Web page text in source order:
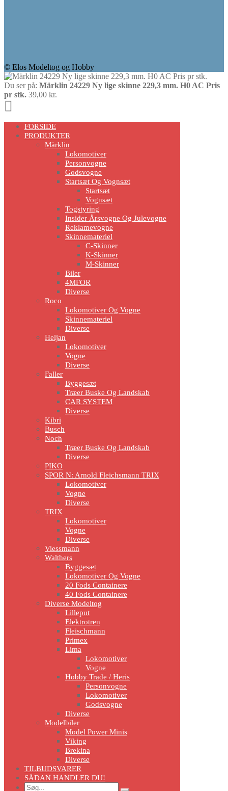
© Elos Modeltog og Hobby
Du ser på: Märklin 24229 Ny lige skinne 229,3 mm. H0 AC Pris
pr stk. 39,00 kr.
UpFORSIDE
PRODUKTER
Märklin
Lokomotiver
Personvogne
Godsvogne
Startsæt Og Vognsæt
Startsæt
Vognsæt
Togstyring
Insider Årsvogne Og Julevogne
Reklamevogne
Skinnemateriel
C-Skinner
K-Skinner
M-Skinner
Biler
4MFOR
Diverse
Roco
Lokomotiver Og Vogne
Skinnemateriel
Diverse
Heljan
Lokomotiver
Vogne
Diverse
Faller
Byggesæt
Træer Buske Og Landskab
CAR SYSTEM
Diverse
Kibri
Busch
Noch
Træer Buske Og Landskab
Diverse
PIKO
SPOR N: Arnold Fleichsmann TRIX
Lokomotiver
Vogne
Diverse
TRIX
Lokomotiver
Vogne
Diverse
Viessmann
Walthers
Byggesæt
Lokomotiver Og Vogne
20 Fods Containere
40 Fods Containere
Diverse Modeltog
Lilleput
Elektrotren
Fleischmann
Primex
Lima
Lokomotiver
Vogne
Hobby Trade / Heris
Personvogne
Lokomotiver
Godsvogne
Diverse
Modelbiler
Model Power Minis
Viking
Brekina
Diverse
TILBUDSVARER
SÅDAN HANDLER DU!
Search